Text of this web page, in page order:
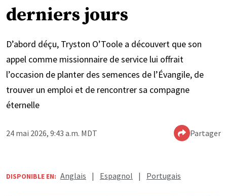
derniers jours
D’abord déçu, Tryston O’Toole a découvert que son
appel comme missionnaire de service lui offrait
l’occasion de planter des semences de l’Évangile, de
trouver un emploi et de rencontrer sa compagne
éternelle
24 mai 2026, 9:43 a.m. MDT Partager
DISPONIBLE EN: Anglais | Espagnol | Portugais